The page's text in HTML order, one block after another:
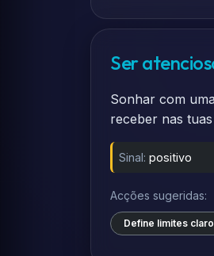
Ser
Sonhar com
receber nas
Sinal: positivo
Acções sugeridas:
Define limites